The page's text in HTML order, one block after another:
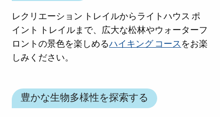
レクリエーション トレイルからライトハウス ポ
イント トレイルまで、広大な松林やウォーターフ
ロントの景色を楽しめるハイキング コースをお楽
しみください。
豊かな生物多様性を探索する